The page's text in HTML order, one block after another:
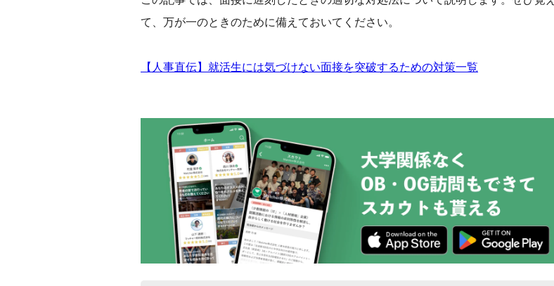
て、万が一のときのために備えておいてください。
【人事直伝】就活生には気づけない面接を突破するための対策一覧